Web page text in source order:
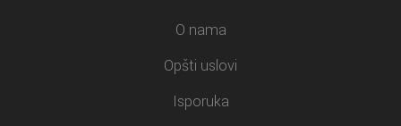
O nama
Opšti uslovi
Isporuka